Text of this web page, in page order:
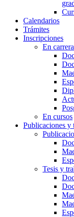
Calendarios
Trámites
Inscripciones
En
En cursos
Publicaciones y
Tesis y